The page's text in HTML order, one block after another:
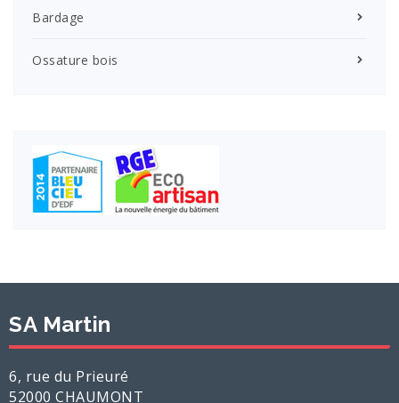
Bardage
Ossature bois
SA Martin
6, rue du Prieuré
52000 CHAUMONT